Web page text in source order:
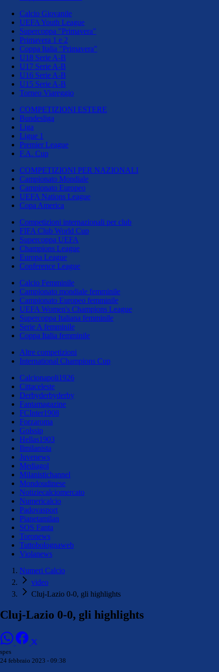
Calcio Giovanile
UEFA Youth League
Supercoppa "Primavera"
Primavera 1 e 2
Coppa Italia "Primavera"
U18 Serie A-B
U17 Serie A-B
U16 Serie A-B
U15 Serie A-B
Torneo Viareggio
COMPETIZIONI ESTERE
Bundesliga
Liga
Ligue 1
Premier League
F.A. Cup
COMPETIZIONI PER NAZIONALI
Campionato Mondiale
Campionato Europeo
UEFA Nations League
Copa America
Competizioni internazionali per club
FIFA Club World Cup
Supercoppa UEFA
Champions League
Europa League
Conference League
Calcio Femminile
Campionato mondiale femminile
Campionato Europeo femminile
UEFA Women's Champions League
Supercoppa Italiana femminile
Serie A femminile
Coppa Italia femminile
Altre competizioni
International Champions Cup
Calcionapoli1926
Cittaceleste
Derbyderbyderby
Fantamagazine
FCInter1908
Forzaroma
Golssip
Hellas1903
Ilmilanista
Juvenews
Mediagol
Milanistichannel
Mondoudinese
Notiziecalciomercato
Numericalcio
Padovasport
Pianetamilan
SOS Fanta
Toronews
Tuttobolognaweb
Violanews
Numeri Calcio
video
Cluj-Lazio 0-0, gli highlights
Cluj-Lazio 0-0, gli highlights
spes
24 febbraio 2023 - 09:38